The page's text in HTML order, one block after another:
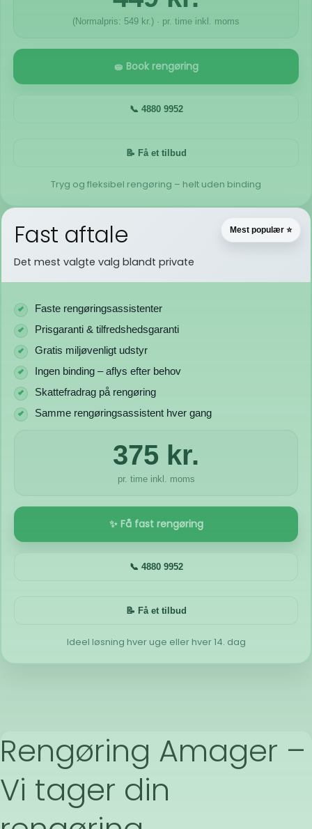
(Normalpris: 549 kr.) · pr. time inkl. moms
🧽 Book rengøring
📞 4880 9952
📝 Få et tilbud
Tryg og fleksibel rengøring – helt uden binding
Mest populær ⭐
Fast aftale
Det mest valgte valg blandt private
Faste rengøringsassistenter
Prisgaranti & tilfredshedsgaranti
Gratis miljøvenligt udstyr
Ingen binding – aflys efter behov
Skattefradrag på rengøring
Samme rengøringsassistent hver gang
375 kr.
pr. time inkl. moms
✨ Få fast rengøring
📞 4880 9952
📝 Få et tilbud
Ideel løsning hver uge eller hver 14. dag
Rengøring Amager –
Vi tager din